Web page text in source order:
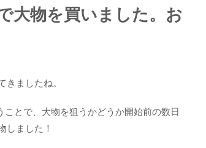
大物を買いました。お
ましたね。
とで、大物を狙うかどうか開始前の数日
しました！